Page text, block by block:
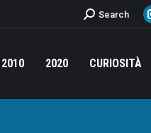
Cerca:Search
2010 2020 CURIOSITÀ